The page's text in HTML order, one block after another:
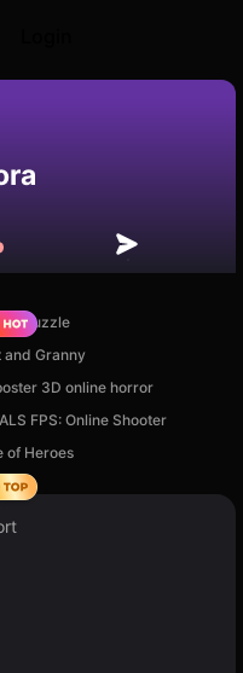
Puzzle
and Granny
3D online horror
FPS: Online Shooter
of Heroes